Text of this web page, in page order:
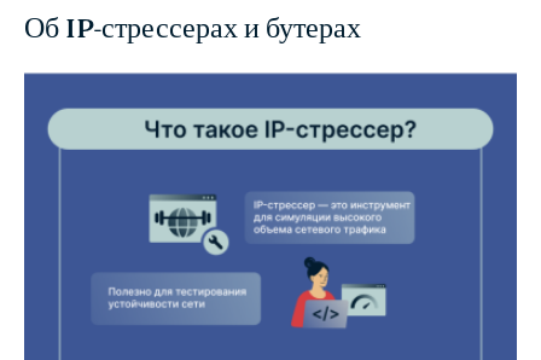
Об IP-стрессерах и бутерах